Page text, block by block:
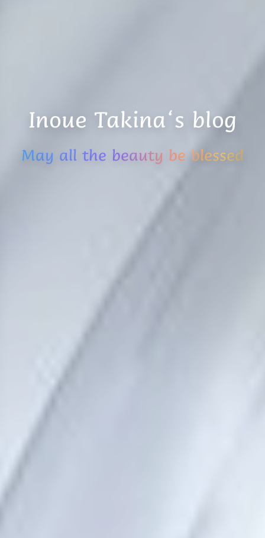
Inoue Takina‘s blog
May all the beauty be blessed